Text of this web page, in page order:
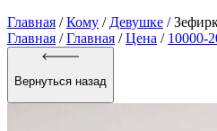
Главная / Кому / Девушке /
Главная /Главная /Цена / 10000-
Вернуться назад